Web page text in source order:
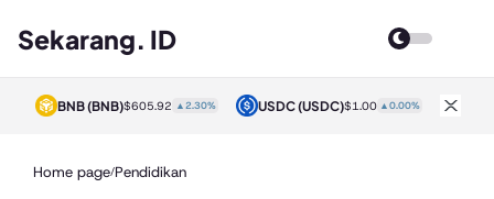
Sekarang. ID
BNB(BNB)$605.92 ▲2.30% USDC(USDC)$1.00▲0.00%
Home page/Pendidikan